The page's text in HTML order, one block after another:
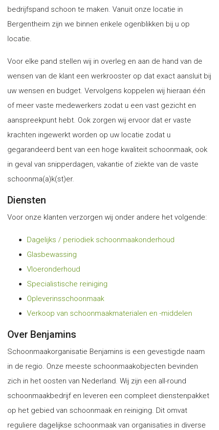
bedrijfspand schoon te maken. Vanuit onze locatie in
Bergentheim zijn we binnen enkele ogenblikken bij u op
locatie.
Voor elke pand stellen wij in overleg en aan de hand van de
wensen van de klant een werkrooster op dat exact aansluit bij
uw wensen en budget. Vervolgens koppelen wij hieraan één
of meer vaste medewerkers zodat u een vast gezicht en
aanspreekpunt hebt. Ook zorgen wij ervoor dat er vaste
krachten ingewerkt worden op uw locatie zodat u
gegarandeerd bent van een hoge kwaliteit schoonmaak, ook
in geval van snipperdagen, vakantie of ziekte van de vaste
schoonma(a)k(st)er.
Diensten
Voor onze klanten verzorgen wij onder andere het volgende:
Dagelijks / periodiek schoonmaakonderhoud
Glasbewassing
Vloeronderhoud
Specialistische reiniging
Opleverinsschoonmaak
Verkoop van schoonmaakmaterialen en -middelen
Over Benjamins
Schoonmaakorganisatie Benjamins is een gevestigde naam
in de regio. Onze meeste schoonmaakobjecten bevinden
zich in het oosten van Nederland. Wij zijn een all-round
schoonmaakbedrijf en leveren een compleet dienstenpakket
op het gebied van schoonmaak en reiniging. Dit omvat
reguliere dagelijkse schoonmaak van organisaties in diverse